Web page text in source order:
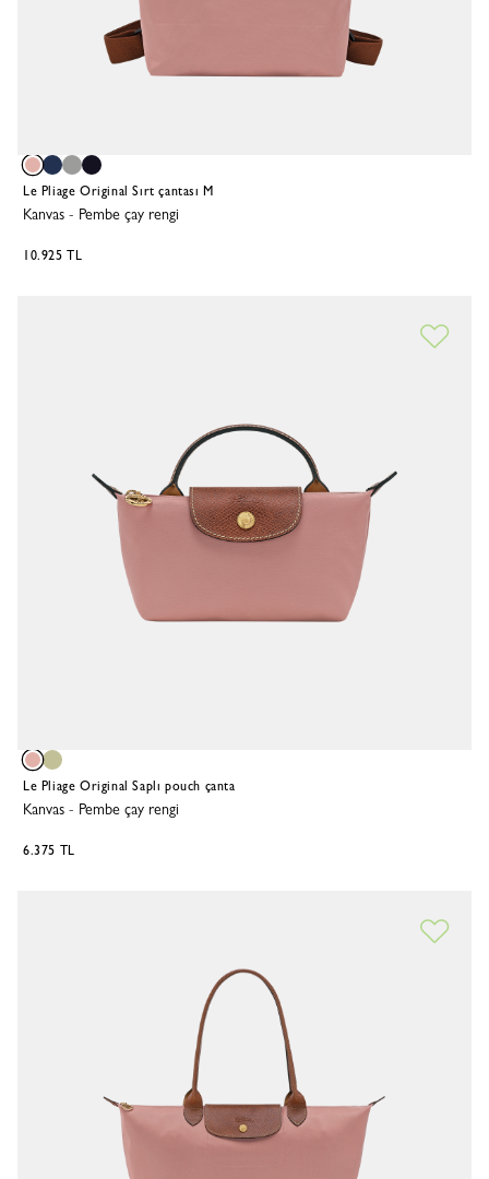
Le Pliage Original Sırt çantası M
Kanvas - Pembe çay rengi
10.925 TL
Le Pliage Original Saplı pouch çanta
Kanvas - Pembe çay rengi
6.375 TL